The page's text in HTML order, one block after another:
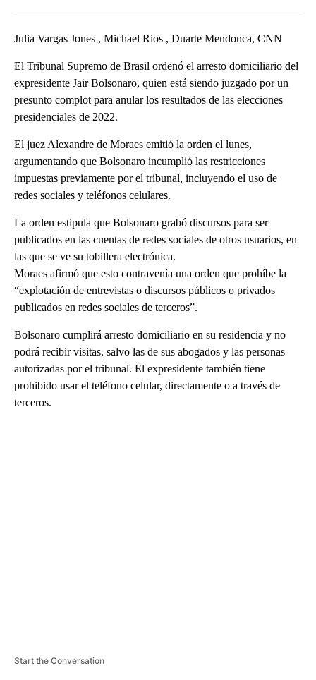
Julia Vargas Jones , Michael Rios , Duarte Mendonca, CNN
El Tribunal Supremo de Brasil ordenó el arresto domiciliario del
expresidente Jair Bolsonaro, quien está siendo juzgado por un
presunto complot para anular los resultados de las elecciones
presidenciales de 2022.
El juez Alexandre de Moraes emitió la orden el lunes,
argumentando que Bolsonaro incumplió las restricciones
impuestas previamente por el tribunal, incluyendo el uso de
redes sociales y teléfonos celulares.
La orden estipula que Bolsonaro grabó discursos para ser
publicados en las cuentas de redes sociales de otros usuarios, en
las que se ve su tobillera electrónica.
Moraes afirmó que esto contravenía una orden que prohíbe la
“explotación de entrevistas o discursos públicos o privados
publicados en redes sociales de terceros”.
Bolsonaro cumplirá arresto domiciliario en su residencia y no
podrá recibir visitas, salvo las de sus abogados y las personas
autorizadas por el tribunal. El expresidente también tiene
prohibido usar el teléfono celular, directamente o a través de
terceros.
Start the Conversation